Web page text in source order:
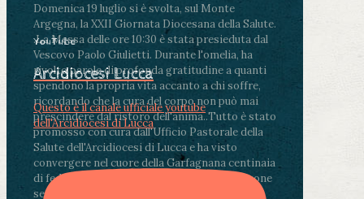
Domenica 19 luglio si è svolta, sul Monte
Argegna, la XXII Giornata Diocesana della Salute.
.La Messa delle ore 10:30 è stata presieduta dal
Vescovo Paolo Giulietti. Durante l'omelia, ha
rivolto parole di profonda gratitudine a quanti
spendono la propria vita accanto a chi soffre,
ricordando che la cura del corpo non può mai
prescindere dal ristoro dell'anima..Tutto è stato
promosso con cura dall'Ufficio Pastorale della
Salute dell'Arcidiocesi di Lucca e ha visto
convergere nel cuore della Garfagnana centinaia
di fedeli, operatori sanitari, volontari e persone
segnate dalla malattia.
YouTube
Arcidiocesi Lucca
Questo è il canale ufficiale youtube
dell'Arcidiocesi di Lucca